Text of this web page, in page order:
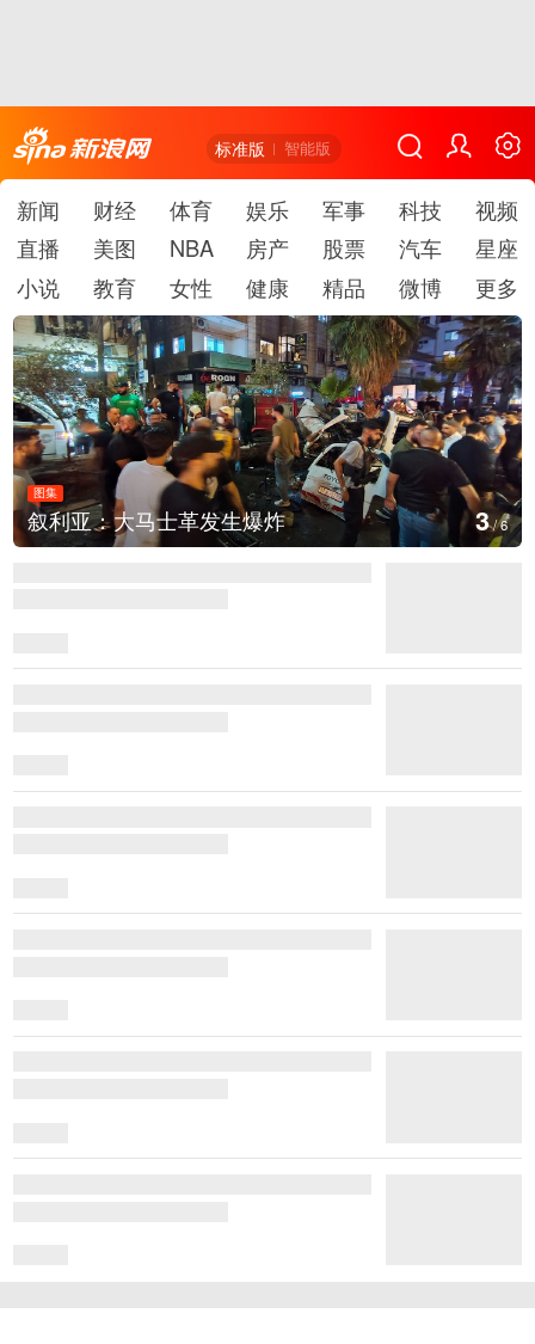
标准版 智能版
新闻 财经 体育 娱乐 军事 科技
视频
直播
美图 NBA 房产 股票 汽车
星座
小说
教育 女性 健康 精品 微博 更多
图集
叙利亚：大马士革发生爆炸 4/6